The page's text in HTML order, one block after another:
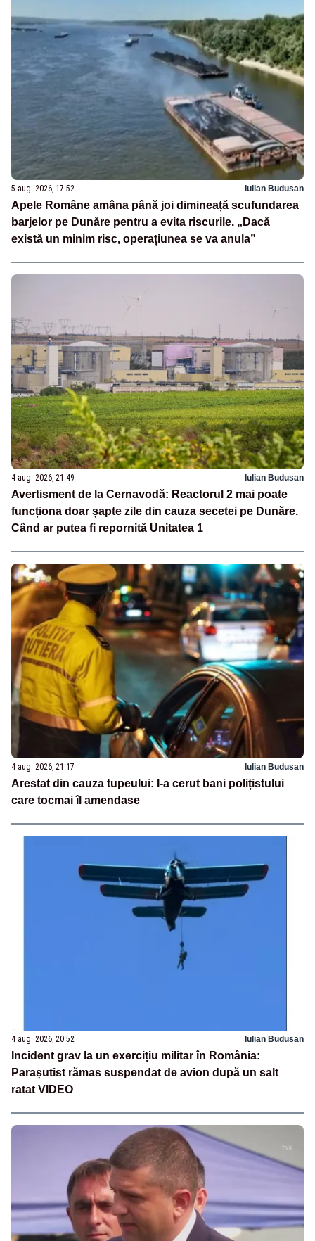
5 aug. 2026, 17:52 Iulian Budusan
Apele Române amâna până joi dimineață scufundarea
barjelor pe Dunăre pentru a evita riscurile. „Dacă
există un minim risc, operațiunea se va anula”
4 aug. 2026, 21:49 Iulian Budusan
Avertisment de la Cernavodă: Reactorul 2 mai poate
funcționa doar șapte zile din cauza secetei pe Dunăre.
Când ar putea fi repornită Unitatea 1
4 aug. 2026, 21:17 Iulian Budusan
Arestat din cauza tupeului: I-a cerut bani polițistului
care tocmai îl amendase
4 aug. 2026, 20:52 Iulian Budusan
Incident grav la un exercițiu militar în România:
Parașutist rămas suspendat de avion după un salt
ratat VIDEO